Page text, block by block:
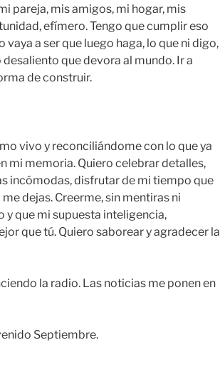
pareja, mis amigos, mi hogar, mis
efímero. Tengo que cumplir eso
a ser que luego haga, lo que ni digo,
que devora al mundo. Ir a
de construir.
vivo y reconciliándome con lo que ya
mi memoria. Quiero celebrar detalles,
incómodas, disfrutar de mi tiempo que
dejas. Creerme, sin mentiras ni
y que mi supuesta inteligencia,
que tú. Quiero saborear y agradecer la
la radio. Las noticias me ponen en
Septiembre.